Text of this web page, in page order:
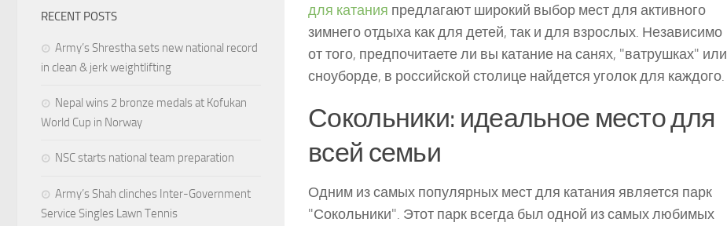
для катания предлагают широкий выбор мест для активного
зимнего отдыха как для детей, так и для взрослых. Независимо
от того, предпочитаете ли вы катание на санях, "ватрушках" или
сноуборде, в российской столице найдется уголок для каждого.
Сокольники: идеальное место для
всей семьи
Одним из самых популярных мест для катания является парк
"Сокольники". Этот парк всегда был одной из самых любимых
RECENT POSTS
Army’s Shrestha sets new national record
in clean & jerk weightlifting
Nepal wins 2 bronze medals at Kofukan
World Cup in Norway
NSC starts national team preparation
Army’s Shah clinches Inter-Government
Service Singles Lawn Tennis